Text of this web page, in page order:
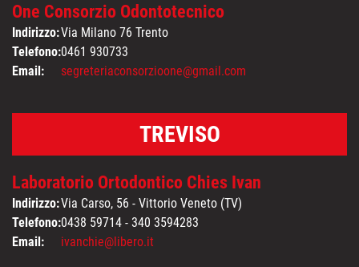
One Consorzio Odontotecnico
Indirizzo:Via Milano 76 Trento
Telefono:0461 930733
Email:
segreteriaconsorzioone@gmail.com
TREVISO
Laboratorio Ortodontico Chies Ivan
Indirizzo:Via Carso, 56 - Vittorio Veneto (TV)
Telefono:0438 59714 - 340 3594283
Email:
ivanchie@libero.it